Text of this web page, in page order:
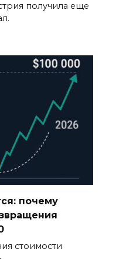
получила еще
почему
стоимости